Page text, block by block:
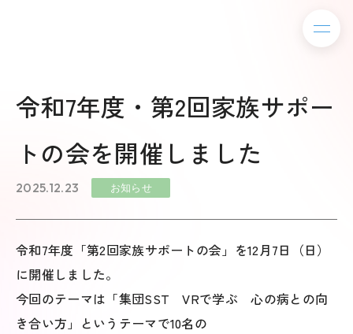
令和7年度・第2回家族サポー
トの会を開催しました
2025.12.23 お知らせ
令和7年度「第2回家族サポートの会」を12月7日（日）
に開催しました。
今回のテーマは「集団SST VRで学ぶ 心の病との向
き合い方」というテーマで10名の